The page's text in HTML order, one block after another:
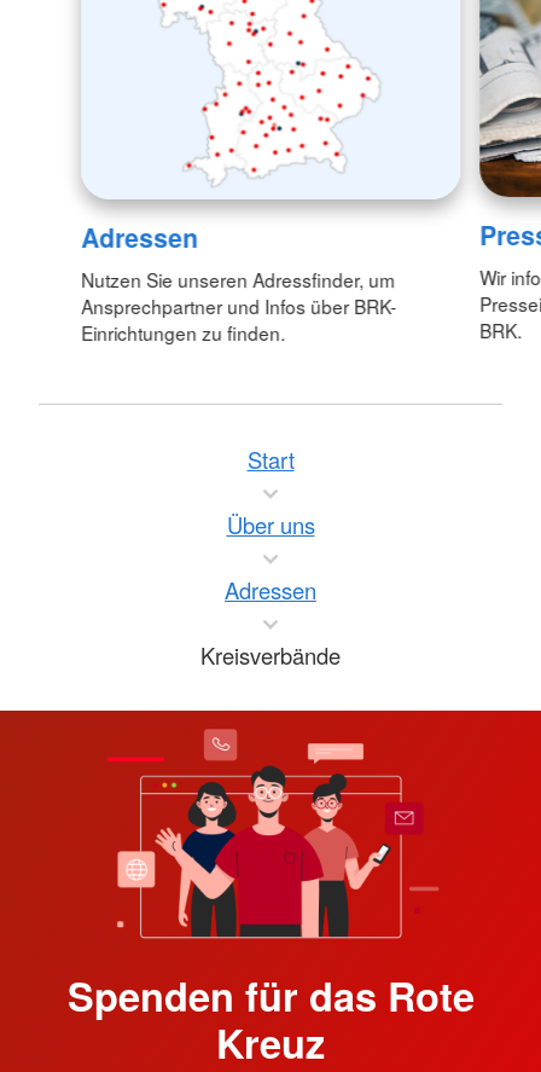
Adressen
Nutzen Sie unseren Adressfinder, um
Ansprechpartner und Infos über BRK-
Einrichtungen zu finden.
Wir
BRK.
Start
Über uns
Adressen
Kreisverbände
Spenden für das Rote
Kreuz